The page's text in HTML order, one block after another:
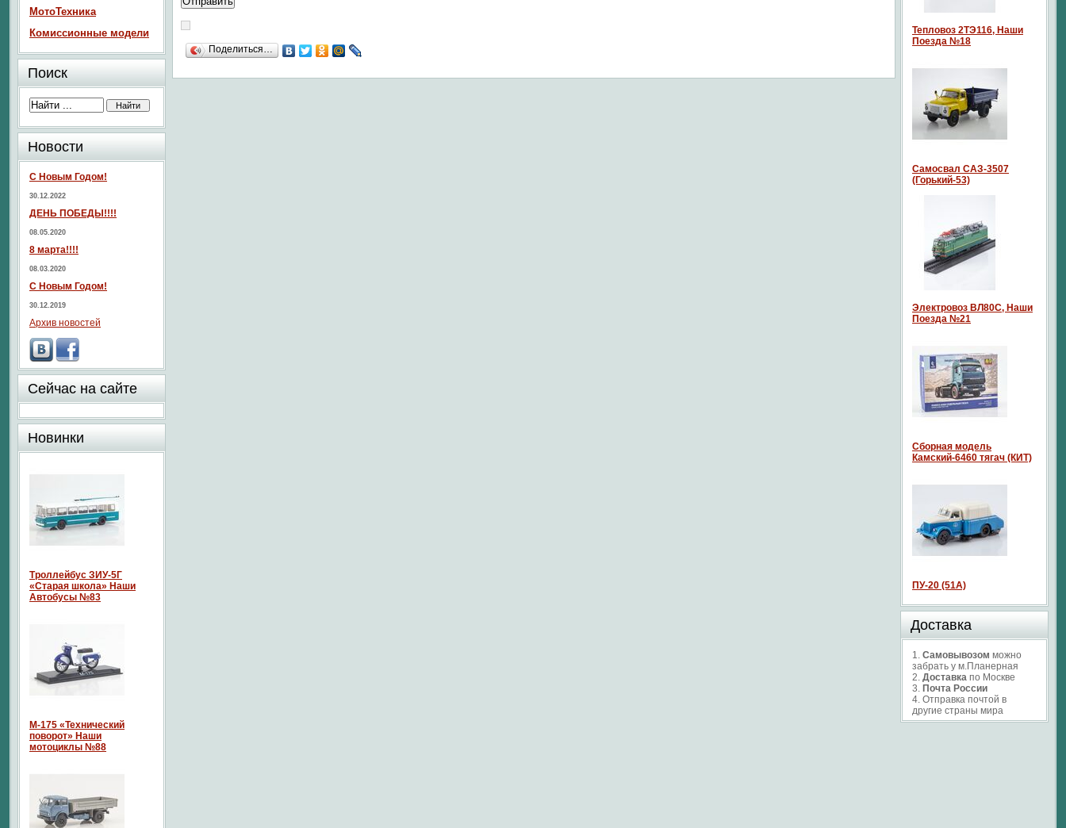
Поделиться…
МотоТехника
Комиссионные модели
Поиск
Новости
С Новым Годом!
30.12.2022
ДЕНЬ ПОБЕДЫ!!!!
08.05.2020
8 марта!!!!
08.03.2020
С Новым Годом!
30.12.2019
Архив новостей
Сейчас на сайте
Новинки
Троллейбус ЗИУ-5Г
«Старая школа» Наши
Автобусы №83
М-175 «Технический
поворот» Наши
мотоциклы №88
Тепловоз 2ТЭ116, Наши
Поезда №18
Самосвал САЗ-3507
(Горький-53)
Электровоз ВЛ80С, Наши
Поезда №21
Сборная модель
Камский-6460 тягач (КИТ)
ПУ-20 (51А)
Доставка
1. Самовывозом можно
забрать у м.Планерная
2. Доставка по Москве
3. Почта России
4. Отправка почтой в
другие страны мира